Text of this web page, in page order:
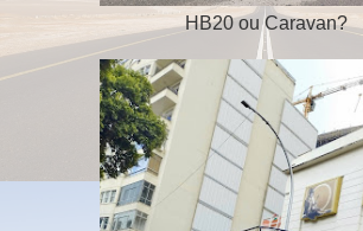
HB20 ou Caravan?